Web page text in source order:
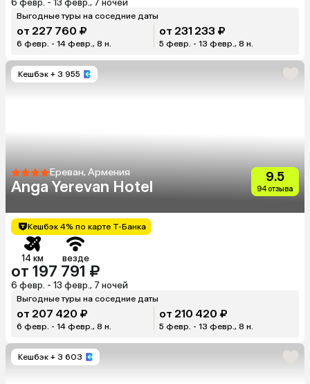
6 февр. - 13 февр., 7 ночей
Выгодные туры на соседние даты
от 227 760 ₽
6 февр. - 14 февр., 8 н.
от 231 233 ₽
5 февр. - 13 февр., 8 н.
Кешбэк + 3 955
Ереван, Армения
Anga Yerevan Hotel
9.5
94 отзыва
Кешбэк 4% по карте Т-Банка
14 км везде
от 197 791 ₽
6 февр. - 13 февр., 7 ночей
Выгодные туры на соседние даты
от 207 420 ₽
6 февр. - 14 февр., 8 н.
от 210 420 ₽
5 февр. - 13 февр., 8 н.
Кешбэк + 3 603